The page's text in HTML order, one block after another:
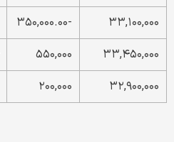
۳۳,۱۰۰,۰۰۰
-۳۵۰,۰۰۰.۰۰
۳۳,۴۵۰,۰۰۰
۵۵۰,۰۰۰
۳۲,۹۰۰,۰۰۰
۲۰۰,۰۰۰